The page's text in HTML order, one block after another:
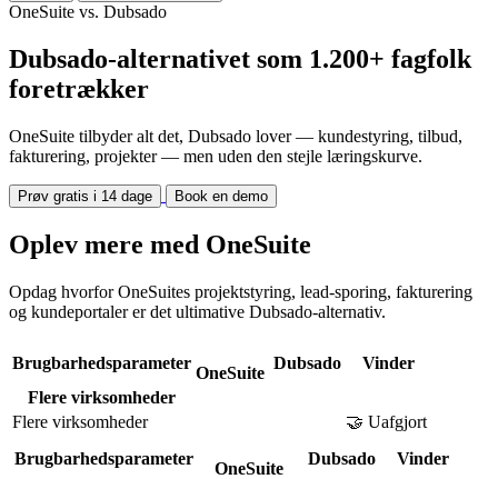
OneSuite vs. Dubsado
Dubsado-alternativet som 1.200+ fagfolk
foretrækker
OneSuite tilbyder alt det, Dubsado lover — kundestyring, tilbud,
fakturering, projekter — men uden den stejle læringskurve.
Prøv gratis i 14 dage Book en demo
Oplev mere med OneSuite
Opdag hvorfor OneSuites projektstyring, lead-sporing, fakturering
og kundeportaler er det ultimative Dubsado-alternativ.
Brugbarhedsparameter
OneSuite
Dubsado
Vinder
Flere virksomheder
Flere virksomheder
🤝 Uafgjort
Brugbarhedsparameter
OneSuite
Dubsado
Vinder